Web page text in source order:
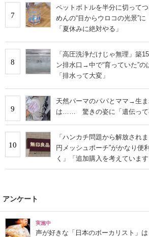
7
ペットボトルを半分に切っ
めんの“目からウロコの光景”
「夏休みに絶対やる」
8
「高圧洗浄だけじゃ無理」築
ン排水口→中で“育っていた”
「排水って大変」
9
天然パーマのパパとママ→生
は…… 驚きの姿に「遺伝って
10
「ハンカチ問題から解放され
円メッシュポーチ”がかなり
く」「追加購入を考えています
アンケート
実施中
声が好きな「日本のボーカリスト」は